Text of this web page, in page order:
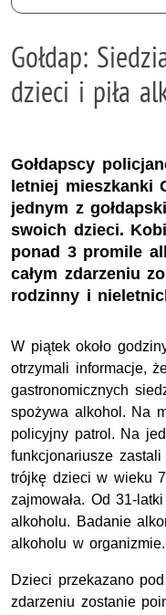
Gołdap:
dzieci i piła
Gołdapscy
letniej mieszkanki
jednym z
swoich dzieci.
ponad 3 promile
całym zdarzeniu
rodzinny i
W piątek około
otrzymali informacje,
gastronomicznych
spożywa alkohol. Na
policyjny patrol. Na
funkcjonariusze
trójkę dzieci w wieku
zajmowała. Od 31-
alkoholu. Badanie
alkoholu w organizmie.
Dzieci przekazano
zdarzeniu zostanie